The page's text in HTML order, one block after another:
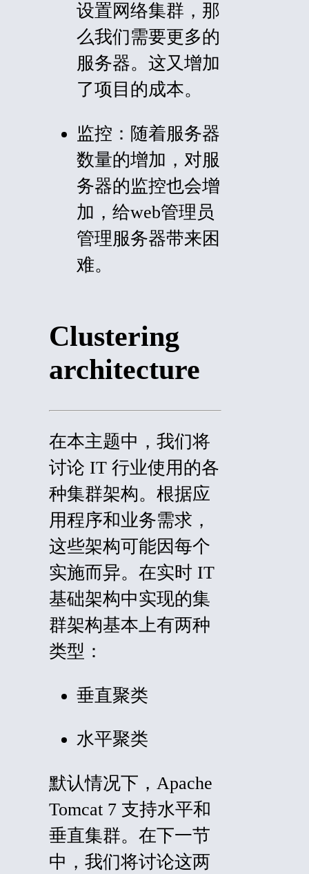
设置网络集群，那
么我们需要更多的
服务器。这又增加
了项目的成本。
监控： 随着服务器
数量的增加，对服
务器的监控也会增
加，给web管理员
管理服务器带来困
难。
Clustering
architecture
在本主题中，我们将
讨论 IT 行业使用的各
种集群架构。根据应
用程序和业务需求，
这些架构可能因每个
实施而异。在实时 IT
基础架构中实现的集
群架构基本上有两种
类型：
垂直聚类
水平聚类
默认情况下，Apache
Tomcat 7 支持水平和
垂直集群。在下一节
中，我们将讨论这两